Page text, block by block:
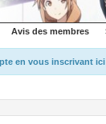
Avis des membres
en vous inscrivant ici